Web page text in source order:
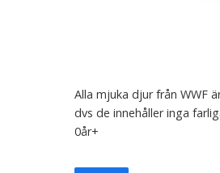
Alla mjuka djur från WWF
dvs de innehåller inga
0år+